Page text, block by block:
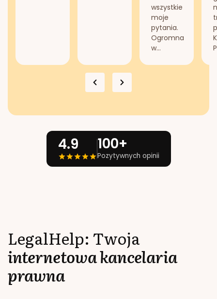
wszystkie
moje
pytania.
Ogromna
w...
4.9 100+
Pozytywnych opinii
LegalHelp: Twoja
internetowa kancelaria
prawna